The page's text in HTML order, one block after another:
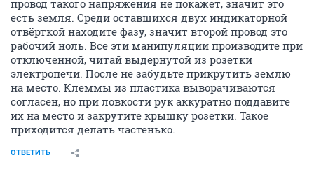
провод такого напряжения не покажет, значит это
есть земля. Среди оставшихся двух индикаторной
отвёрткой находите фазу, значит второй провод это
рабочий ноль. Все эти манипуляции производите при
отключенной, читай выдернутой из розетки
электропечи. После не забудьте прикрутить землю
на место. Клеммы из пластика выворачиваются
согласен, но при ловкости рук аккуратно поддавите
их на место и закрутите крышку розетки. Такое
приходится делать частенько.
ОТВЕТИТЬ